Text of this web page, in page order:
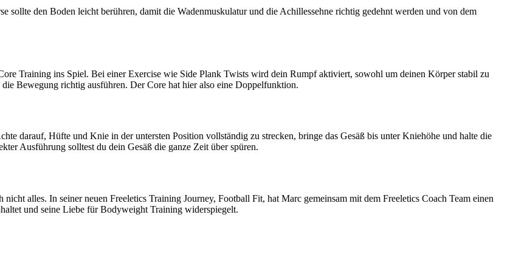
sollte den Boden leicht berühren, damit die Wadenmuskulatur und die Achillessehne richtig gedehnt werden und von dem
Training ins Spiel. Bei einer Exercise wie Side Plank Twists wird dein Rumpf aktiviert, sowohl um deinen Körper stabil zu
Bewegung richtig ausführen. Der Core hat hier also eine Doppelfunktion.
darauf, Hüfte und Knie in der untersten Position vollständig zu strecken, bringe das Gesäß bis unter Kniehöhe und halte die
Ausführung solltest du dein Gesäß die ganze Zeit über spüren.
alles. In seiner neuen Freeletics Training Journey, Football Fit, hat Marc gemeinsam mit dem Freeletics Coach Team einen
und seine Liebe für Bodyweight Training widerspiegelt.